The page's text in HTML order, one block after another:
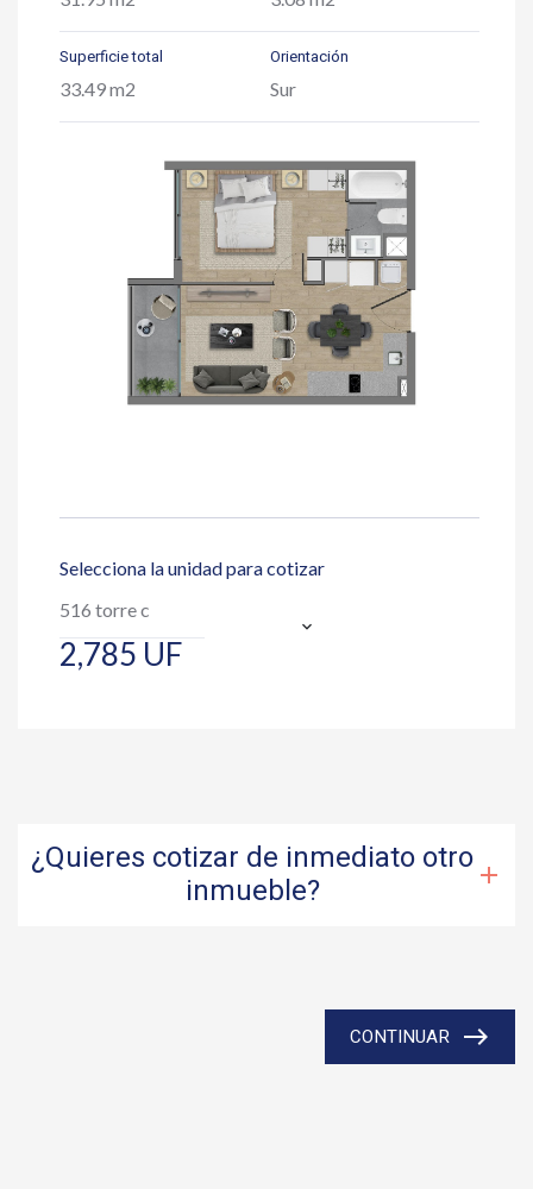
Superficie total
33.49 m2
Orientación
Sur
Selecciona la unidad para cotizar
2,785 UF
¿Quieres cotizar de inmediato otro
inmueble?
add
CONTINUAR east